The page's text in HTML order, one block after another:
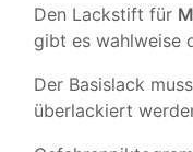
Den Lackstift für
gibt es wahlweise
Der Basislack
überlackiert